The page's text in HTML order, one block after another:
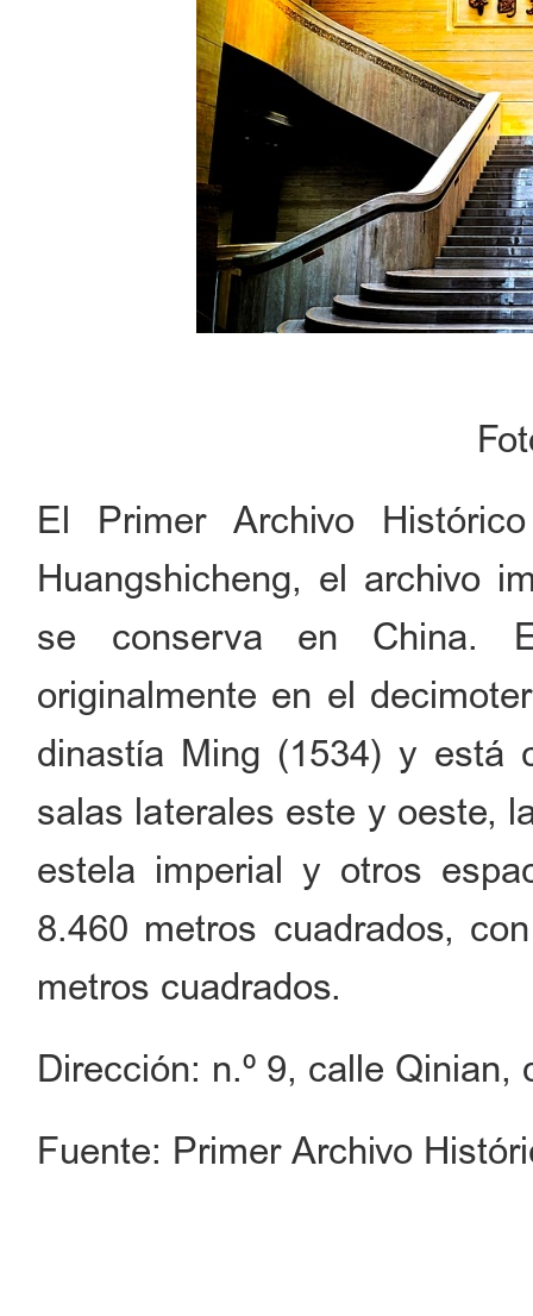
El Primer Archivo
Huangshicheng, el archivo
se conserva en China.
originalmente en el
dinastía Ming (1534) y está
salas laterales este y oeste,
estela imperial y otros
8.460 metros cuadrados,
metros cuadrados.
Dirección: n.º 9, calle
Fuente: Primer Archivo